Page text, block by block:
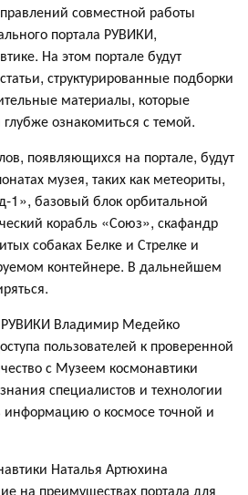
совместной работы
портала РУВИКИ,
На этом портале будут
структурированные подборки
материалы, которые
ознакомиться с темой.
появляющихся на портале, будут
музея, таких как метеориты,
1», базовый блок орбитальной
корабль «Союз», скафандр
собаках Белке и Стрелке и
контейнере. В дальнейшем
РУВИКИ Владимир Медейко
пользователей к проверенной
с Музеем космонавтики
специалистов и технологии
о космосе точной и
Наталья Артюхина
на преимуществах портала для